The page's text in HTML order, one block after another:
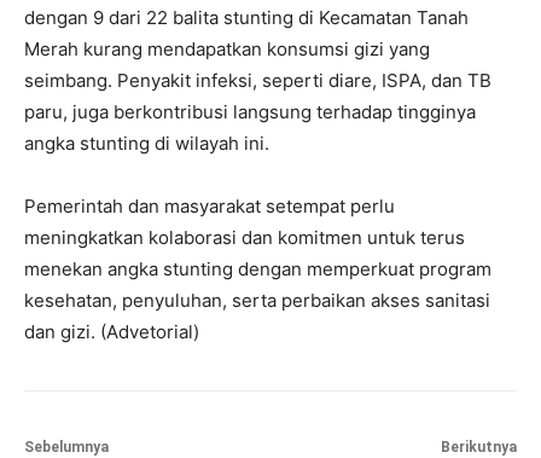
dengan 9 dari 22 balita stunting di Kecamatan Tanah
Merah kurang mendapatkan konsumsi gizi yang
seimbang. Penyakit infeksi, seperti diare, ISPA, dan TB
paru, juga berkontribusi langsung terhadap tingginya
angka stunting di wilayah ini.
Pemerintah dan masyarakat setempat perlu
meningkatkan kolaborasi dan komitmen untuk terus
menekan angka stunting dengan memperkuat program
kesehatan, penyuluhan, serta perbaikan akses sanitasi
dan gizi. (Advetorial)
Sebelumnya Berikutnya